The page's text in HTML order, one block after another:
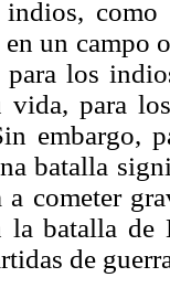
un campo
para los
vida, para
embargo,
batalla
cometer
la batalla
de